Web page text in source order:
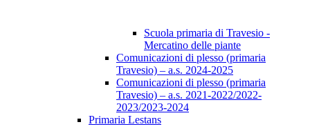
Scuola primaria di Travesio -
Mercatino delle piante
Comunicazioni di plesso (primaria
Travesio) – a.s. 2024-2025
Comunicazioni di plesso (primaria
Travesio) – a.s. 2021-2022/2022-
2023/2023-2024
Primaria Lestans